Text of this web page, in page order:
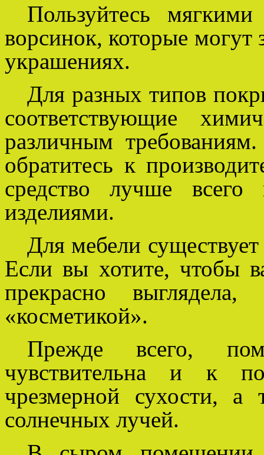
Пользуйтесь
ворсинок, которые могут
украшениях.
Для разных типов
соответствующие
различным
обратитесь к
средство лучше
изделиями.
Для мебели
Если вы хотите, чтобы
прекрасно
«косметикой».
Прежде всего,
чувствительна и к
чрезмерной сухости,
солнечных лучей.